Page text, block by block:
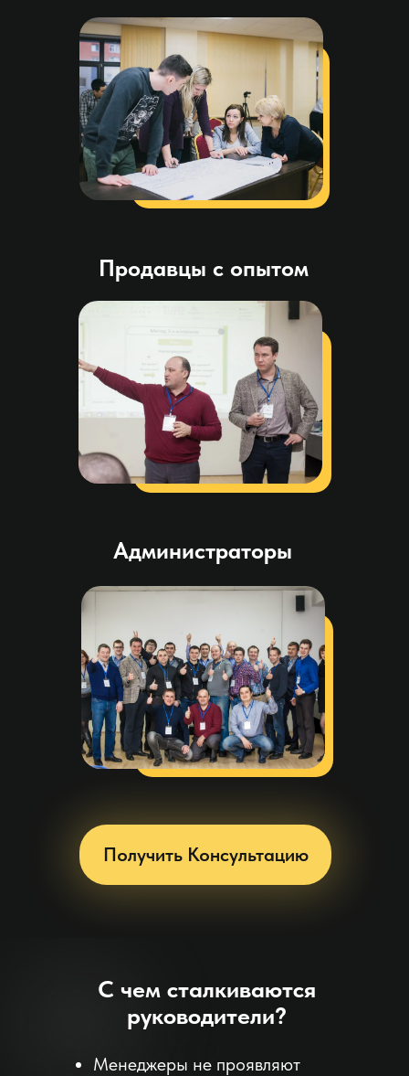
Продавцы с опытом
Администраторы
Получить Консультацию
С чем сталкиваются
руководители?
Менеджеры не проявляют